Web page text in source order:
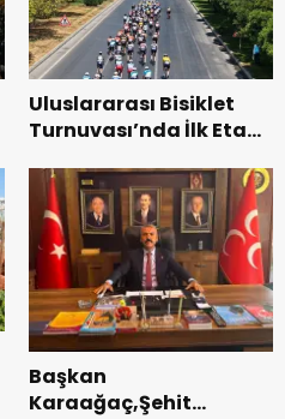
Uluslararası Bisiklet
Turnuvası’nda İlk Etap
Tamamlandı.
Başkan
Karaağaç,Şehit